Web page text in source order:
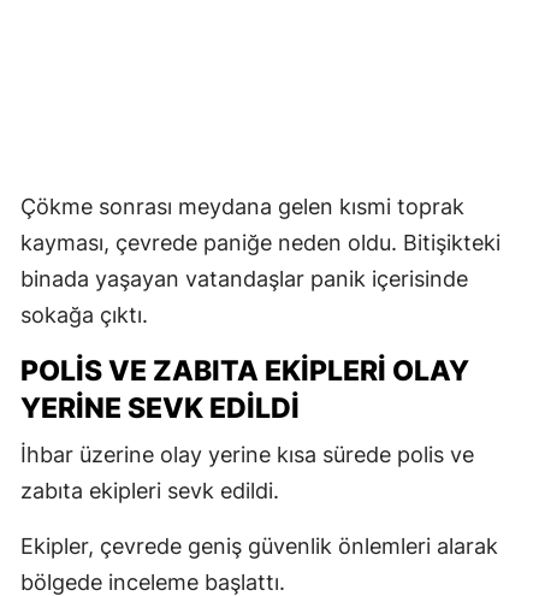
Çökme sonrası meydana gelen kısmi toprak
kayması, çevrede paniğe neden oldu. Bitişikteki
binada yaşayan vatandaşlar panik içerisinde
sokağa çıktı.
POLİS VE ZABITA EKİPLERİ OLAY
YERİNE SEVK EDİLDİ
İhbar üzerine olay yerine kısa sürede polis ve
zabıta ekipleri sevk edildi.
Ekipler, çevrede geniş güvenlik önlemleri alarak
bölgede inceleme başlattı.